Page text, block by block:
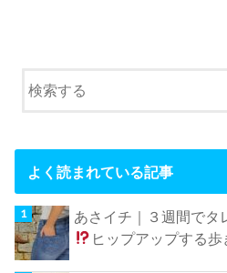
よく読まれている記事
あさイチ｜３週間でタ
ヒップアップする歩